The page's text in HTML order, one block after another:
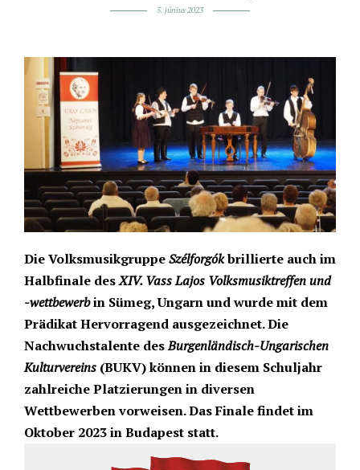
5. június 2023
Die VolksmusikgruppeSzélforgókbrillierte auch im
Halbfinale desXIV. Vass Lajos Volksmusiktreffen und
-wettbewerbin Sümeg, Ungarn und wurde mit dem
Prädikat Hervorragend ausgezeichnet. Die
Nachwuchstalente desBurgenländisch-Ungarischen
Kulturvereins (BUKV) können in diesem Schuljahr
zahlreiche Platzierungen in diversen
Wettbewerben vorweisen. Das Finale findet im
Oktober 2023 in Budapest statt.